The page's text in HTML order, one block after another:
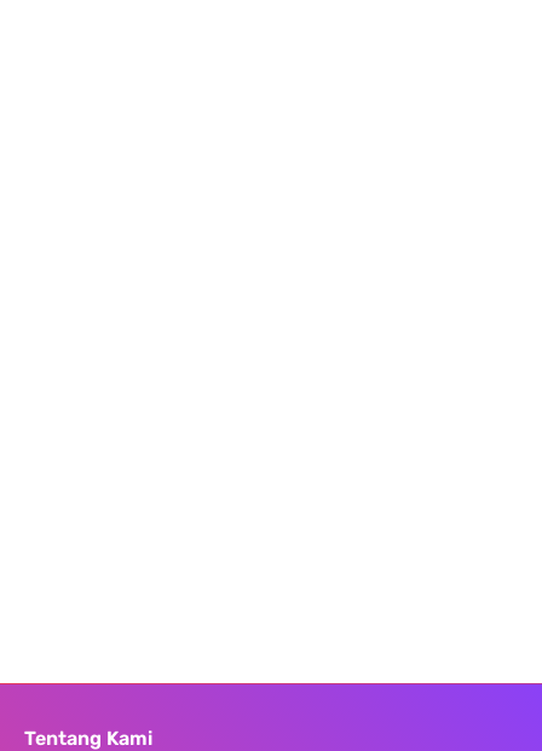
Tentang Kami